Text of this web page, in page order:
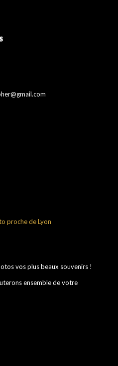
proche de Lyon
vos plus beaux souvenirs !
ensemble de votre